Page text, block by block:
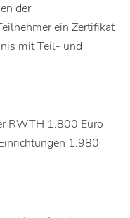
der
ein Zertifikat
mit Teil- und
RWTH 1.800 Euro
1.980